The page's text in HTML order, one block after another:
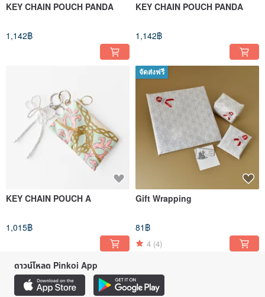
KEY CHAIN POUCH PANDA
1,142฿
KEY CHAIN POUCH PANDA
1,142฿
KEY CHAIN POUCH A
1,015฿
จัดส่งฟรี
Gift Wrapping
81฿
4 (4)
ดาวน์โหลด Pinkoi App